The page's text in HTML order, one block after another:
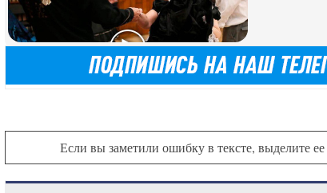
Если вы заметили ошибку в тексте, выделите